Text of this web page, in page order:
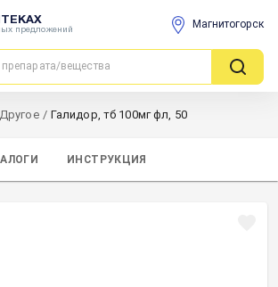
предложений Магнитогорск
Другое / Галидор, тб 100мг фл, 50
ИНСТРУКЦИЯ